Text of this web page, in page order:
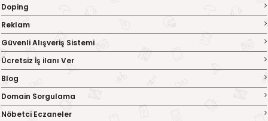
Doping
Reklam
Güvenli Alışveriş Sistemi
Ücretsiz İş ilanı Ver
Blog
Domain Sorgulama
Nöbetci Eczaneler